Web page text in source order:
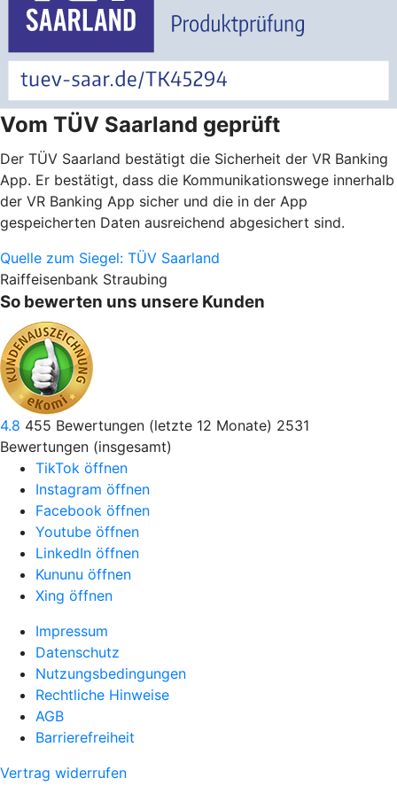
Vom TÜV Saarland geprüft
Der TÜV Saarland bestätigt die Sicherheit der VR Banking
App. Er bestätigt, dass die Kommunikationswege innerhalb
der VR Banking App sicher und die in der App
gespeicherten Daten ausreichend abgesichert sind.
Quelle zum Siegel: TÜV Saarland
Raiffeisenbank Straubing
So bewerten uns unsere Kunden
4.8 455 Bewertungen (letzte 12 Monate) 2531
Bewertungen (insgesamt)
TikTok öffnen
Instagram öffnen
Facebook öffnen
Youtube öffnen
LinkedIn öffnen
Kununu öffnen
Xing öffnen
Impressum
Datenschutz
Nutzungsbedingungen
Rechtliche Hinweise
AGB
Barrierefreiheit
Vertrag widerrufen